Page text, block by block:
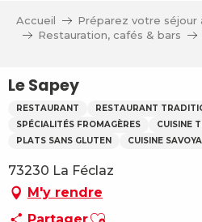
Accueil
Préparez votre séjour
Restauration, cafés & bars
Le Sapey
RESTAURANT
RESTAURANT
SPÉCIALITÉS FROMAGÈRES
CUISINE
PLATS SANS GLUTEN
CUISINE
73230 La Féclaz
M'y rendre
Ajouter aux